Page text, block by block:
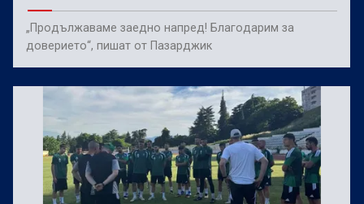
„Продължаваме заедно напред! Благодарим за
доверието“, пишат от Пазарджик